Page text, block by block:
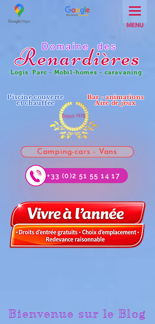
MENU
Domaine des
Renardières
Parc - Mobil-homes - caravaning
Piscine couverte
et chauffée
Bar - animations
Aire de jeux
Camping-cars - Vans
+33 (0)2 51 55 14 17
Bienvenue sur le Blog